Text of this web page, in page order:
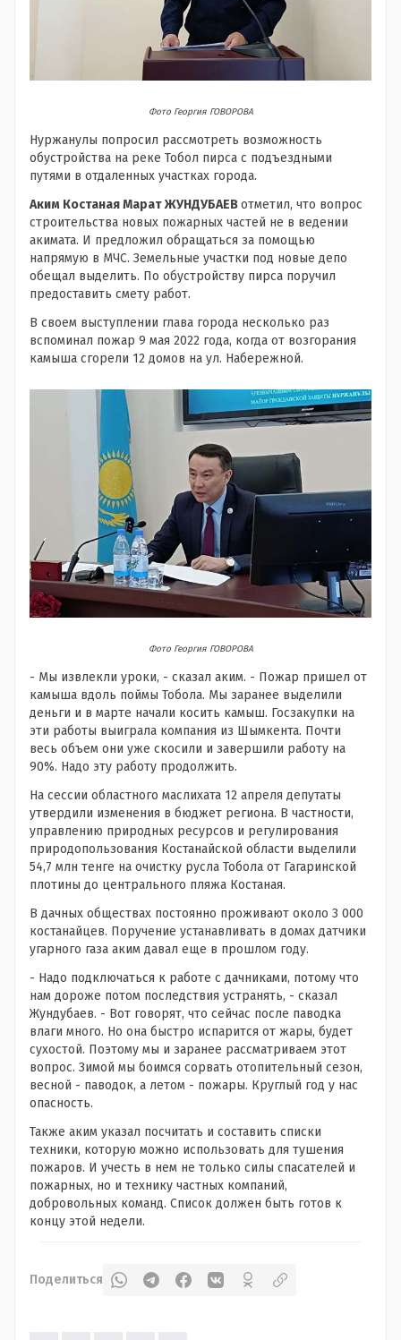
Фото Георгия ГОВОРОВА
Нуржанулы попросил рассмотреть возможность
обустройства на реке Тобол пирса с подъездными
путями в отдаленных участках города.
Аким Костаная Марат ЖУНДУБАЕВотметил, что вопрос
строительства новых пожарных частей не в ведении
акимата. И предложил обращаться за помощью
напрямую в МЧС. Земельные участки под новые депо
обещал выделить. По обустройству пирса поручил
предоставить смету работ.
В своем выступлении глава города несколько раз
вспоминал пожар 9 мая 2022 года, когда от возгорания
камыша сгорели 12 домов на ул. Набережной.
Фото Георгия ГОВОРОВА
- Мы извлекли уроки, - сказал аким. - Пожар пришел от
камыша вдоль поймы Тобола. Мы заранее выделили
деньги и в марте начали косить камыш. Госзакупки на
эти работы выиграла компания из Шымкента. Почти
весь объем они уже скосили и завершили работу на
90%. Надо эту работу продолжить.
На сессии областного маслихата 12 апреля депутаты
утвердили изменения в бюджет региона. В частности,
управлению природных ресурсов и регулирования
природопользования Костанайской области выделили
54,7 млн тенге на очистку русла Тобола от Гагаринской
плотины до центрального пляжа Костаная.
В дачных обществах постоянно проживают около 3 000
костанайцев. Поручение устанавливать в домах датчики
угарного газа аким давал еще в прошлом году.
- Надо подключаться к работе с дачниками, потому что
нам дороже потом последствия устранять, - сказал
Жундубаев. - Вот говорят, что сейчас после паводка
влаги много. Но она быстро испарится от жары, будет
сухостой. Поэтому мы и заранее рассматриваем этот
вопрос. Зимой мы боимся сорвать отопительный сезон,
весной - паводок, а летом - пожары. Круглый год у нас
опасность.
Также аким указал посчитать и составить списки
техники, которую можно использовать для тушения
пожаров. И учесть в нем не только силы спасателей и
пожарных, но и технику частных компаний,
добровольных команд. Список должен быть готов к
концу этой недели.
Поделиться